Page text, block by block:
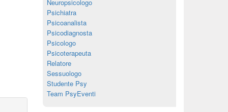
Neuropsicologo
Psichiatra
Psicoanalista
Psicodiagnosta
Psicologo
Psicoterapeuta
Relatore
Sessuologo
Studente Psy
Team PsyEventi